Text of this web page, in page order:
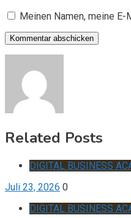
Meinen Namen, meine
Related Posts
DIGITAL BUSINESS
Juli 23, 2026 0
DIGITAL BUSINESS